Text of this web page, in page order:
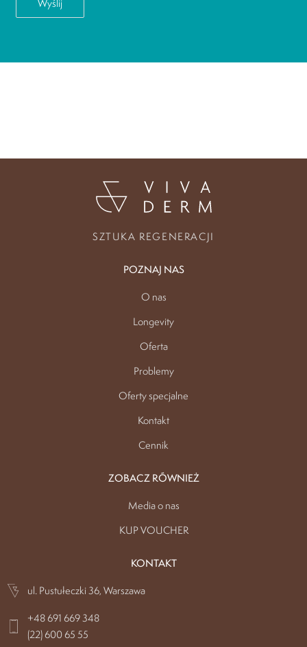
SZTUKA REGENERACJI
POZNAJ NAS
O nas
Longevity
Oferta
Problemy
Oferty specjalne
Kontakt
Cennik
ZOBACZ RÓWNIEŻ
Media o nas
KUP VOUCHER
KONTAKT
ul. Pustułeczki 36, Warszawa
+48 691 669 348
(22) 600 65 55